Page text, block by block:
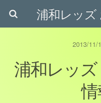
2013/
浦和レッ
情